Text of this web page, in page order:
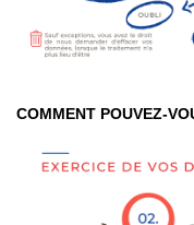
COMMENT POUVEZ-